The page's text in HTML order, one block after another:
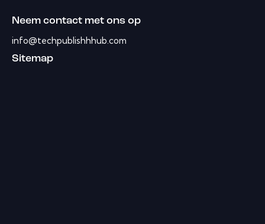
Neem contact met ons op
info@techpublishhhub.com
Sitemap